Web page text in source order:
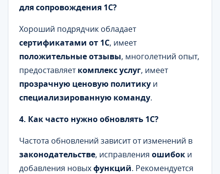
для сопровождения 1С?
Хороший подрядчик обладает
сертификатами от 1С, имеет
положительные отзывы, многолетний опыт,
предоставляеткомплекс услуг, имеет
прозрачную ценовую политику и
специализированную команду.
4. Как часто нужно обновлять 1С?
Частота обновлений зависит от изменений в
законодательстве, исправления ошибок и
добавления новыхфункций. Рекомендуется